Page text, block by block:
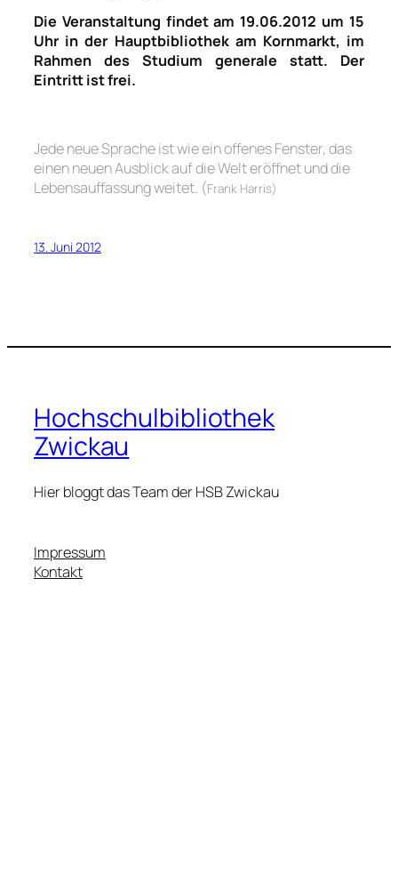
Die Veranstaltung findet am 19.06.2012 um 15
Uhr in der Hauptbibliothek am Kornmarkt, im
Rahmen des Studium generale statt. Der
Eintritt ist frei.
Jede neue Sprache ist wie ein offenes Fenster, das
einen neuen Ausblick auf die Welt eröffnet und die
Lebensauffassung weitet. (Frank Harris)
13. Juni 2012
Hochschulbibliothek
Zwickau
Hier bloggt das Team der HSB Zwickau
Impressum
Kontakt